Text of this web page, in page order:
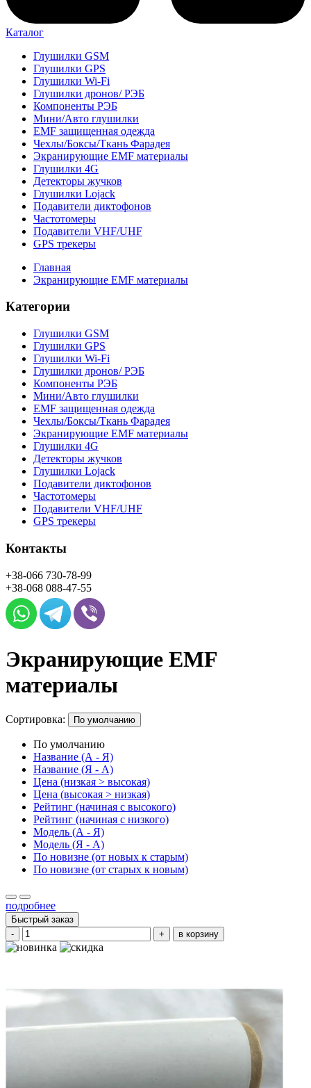
Каталог
Глушилки GSM
Глушилки GPS
Глушилки Wi-Fi
Глушилки дронов/ РЭБ
Компоненты РЭБ
Мини/Авто глушилки
EMF защищенная одежда
Чехлы/Боксы/Ткань Фарадея
Экранирующие EMF материалы
Глушилки 4G
Детекторы жучков
Глушилки Lojack
Подавители диктофонов
Частотомеры
Подавители VHF/UHF
GPS трекеры
Главная
Экранирующие EMF материалы
Категории
Глушилки GSM
Глушилки GPS
Глушилки Wi-Fi
Глушилки дронов/ РЭБ
Компоненты РЭБ
Мини/Авто глушилки
EMF защищенная одежда
Чехлы/Боксы/Ткань Фарадея
Экранирующие EMF материалы
Глушилки 4G
Детекторы жучков
Глушилки Lojack
Подавители диктофонов
Частотомеры
Подавители VHF/UHF
GPS трекеры
Контакты
+38-066 730-78-99
+38-068 088-47-55
Экранирующие EMF
материалы
Сортировка: По умолчанию
По умолчанию
Название (А - Я)
Название (Я - А)
Цена (низкая > высокая)
Цена (высокая > низкая)
Рейтинг (начиная с высокого)
Рейтинг (начиная с низкого)
Модель (А - Я)
Модель (Я - А)
По новизне (от новых к старым)
По новизне (от старых к новым)
подробнее
Быстрый заказ
-
+ в корзину